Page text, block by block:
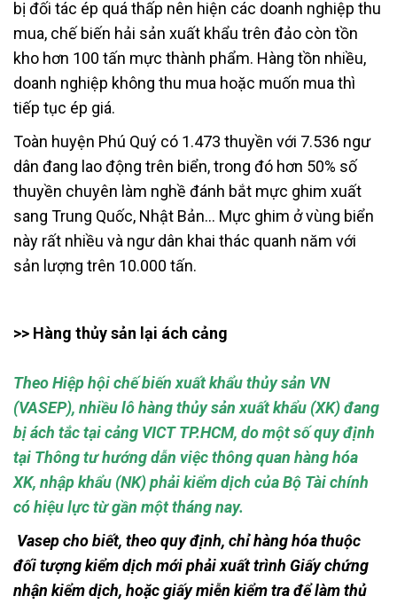
bị đối tác ép quá thấp nên hiện các doanh nghiệp thu
mua, chế biến hải sản xuất khẩu trên đảo còn tồn
kho hơn 100 tấn mực thành phẩm. Hàng tồn nhiều,
doanh nghiệp không thu mua hoặc muốn mua thì
tiếp tục ép giá.
Toàn huyện Phú Quý có 1.473 thuyền với 7.536 ngư
dân đang lao động trên biển, trong đó hơn 50% số
thuyền chuyên làm nghề đánh bắt mực ghim xuất
sang Trung Quốc, Nhật Bản… Mực ghim ở vùng biển
này rất nhiều và ngư dân khai thác quanh năm với
sản lượng trên 10.000 tấn.
>> Hàng thủy sản lại ách cảng
Theo Hiệp hội chế biến xuất khẩu thủy sản VN
(VASEP), nhiều lô hàng thủy sản xuất khẩu (XK) đang
bị ách tắc tại cảng VICT TP.HCM, do một số quy định
tại Thông tư hướng dẫn việc thông quan hàng hóa
XK, nhập khẩu (NK) phải kiểm dịch của Bộ Tài chính
có hiệu lực từ gần một tháng nay.
Vasep cho biết, theo quy định, chỉ hàng hóa thuộc
đối tượng kiểm dịch mới phải xuất trình Giấy chứng
nhận kiểm dịch, hoặc giấy miễn kiểm tra để làm thủ